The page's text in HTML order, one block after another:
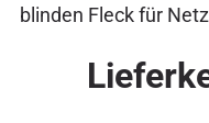
blinden Fleck für